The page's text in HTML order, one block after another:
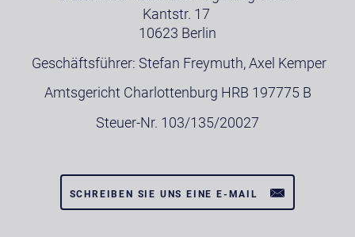
Kantstr. 17
10623 Berlin
Geschäftsführer: Stefan Freymuth, Axel Kemper
Amtsgericht Charlottenburg HRB 197775 B
Steuer-Nr. 103/135/20027
SCHREIBEN SIE UNS EINE E-MAIL